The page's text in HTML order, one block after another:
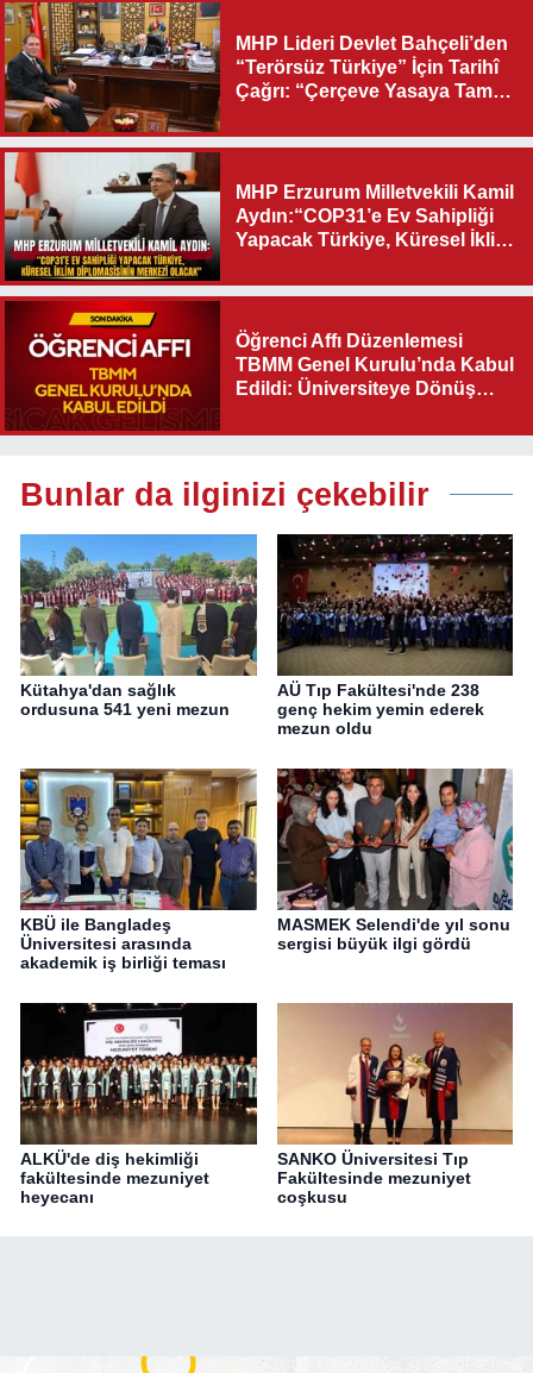
MHP Lideri Devlet Bahçeli’den
“Terörsüz Türkiye” İçin Tarihî
Çağrı: “Çerçeve Yasaya Tam
MHP Erzurum Milletvekili Kamil
Aydın:“COP31’e Ev Sahipliği
Yapacak Türkiye, Küresel İklim
Olacak"
Öğrenci Affı Düzenlemesi
TBMM Genel Kurulu’nda Kabul
Edildi: Üniversiteye Dönüş
Bunlar da ilginizi çekebilir
Kütahya'dan sağlık
ordusuna 541 yeni mezun
AÜ Tıp Fakültesi'nde 238
genç hekim yemin ederek
mezun oldu
KBÜ ile Bangladeş
Üniversitesi arasında
akademik iş birliği teması
MASMEK Selendi'de yıl sonu
sergisi büyük ilgi gördü
ALKÜ'de diş hekimliği
fakültesinde mezuniyet
heyecanı
SANKO Üniversitesi Tıp
Fakültesinde mezuniyet
coşkusu